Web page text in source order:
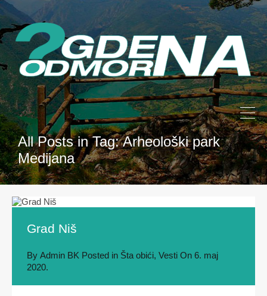
All Posts in Tag: Arheološki park
Medijana
Grad Niš
By Admin BK Posted in Šta obići, Vesti On 6. maj
2020.